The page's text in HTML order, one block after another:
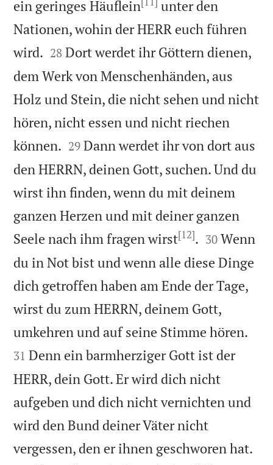
ein geringes Häuflein
unter den
Nationen, wohin der HERR euch führen
wird. 

28 Dort werdet ihr Göttern dienen,
dem Werk von Menschenhänden, aus
Holz und Stein, die nicht sehen und nicht
hören, nicht essen und nicht riechen
können. 

29 Dann werdet ihr von dort aus
den HERRN, deinen Gott, suchen. Und du
wirst ihn finden, wenn du mit deinem
ganzen Herzen und mit deiner ganzen
Seele nach ihm fragen wirst[12]. 

30 Wenn
du in Not bist und wenn alle diese Dinge
dich getroffen haben am Ende der Tage,
wirst du zum HERRN, deinem Gott,
umkehren und auf seine Stimme hören.
31 Denn ein barmherziger Gott ist der
HERR, dein Gott. Er wird dich nicht
aufgeben und dich nicht vernichten und
wird den Bund deiner Väter nicht
vergessen, den er ihnen geschworen hat.